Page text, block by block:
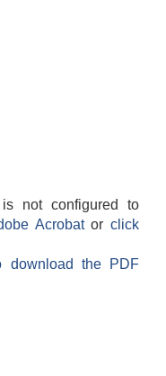
not configured to
Acrobatorclick
download the PDF